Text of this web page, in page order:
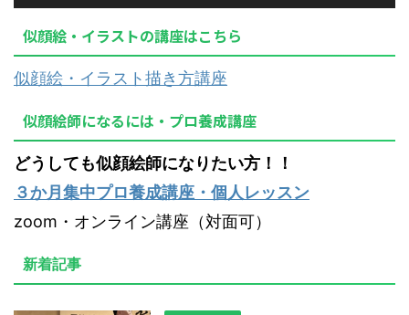
似顔絵・イラストの講座はこちら
似顔絵・イラスト描き方講座
似顔絵師になるには・プロ養成講座
どうしても似顔絵師になりたい方！！
３か月集中プロ養成講座・個人レッスン
zoom・オンライン講座（対面可）
新着記事